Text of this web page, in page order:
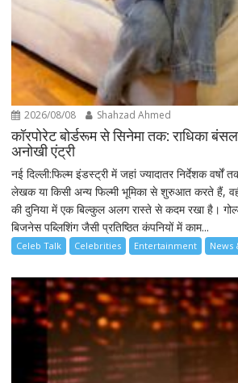
2026/08/08 Shahzad Ahmed
कॉरपोरेट बोर्डरूम से सिनेमा तक: राधिका
अनोखी एंट्री
नई दिल्ली:फिल्म इंडस्ट्री में जहां ज्यादातर निर्देशक
लेखक या किसी अन्य फिल्मी भूमिका से शुरुआत करते हैं,
की दुनिया में एक बिल्कुल अलग रास्ते से कदम रखा है।
बिजनेस पब्लिशिंग जैसी प्रतिष्ठित कंपनियों में काम...
Celeb Talk Celebrities Entertainment News